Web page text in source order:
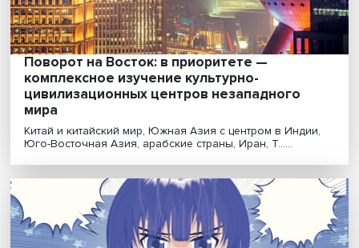
Запрос на самостоятельность: как
индивидуальное благосостояние и
устойчивость государства
Ученые отмечают глобальный парадокс: несмотря на
масштабность охвата высшим образованием и